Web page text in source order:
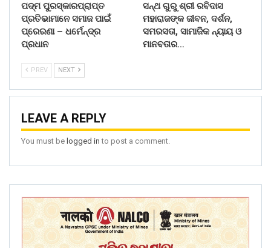
ପଦ୍ମ ପୁରସ୍କାରପ୍ରାପ୍ତ
ପ୍ରତିଭାମାନେ ସମାଜ ପାଇଁ
ପ୍ରେରଣା – ଧର୍ମେନ୍ଦ୍ର
ପ୍ରଧାନ
ସନ୍ଥ ଗୁରୁ ଶ୍ରୀ ରବିଦାସ
ମହାରାଜଙ୍କ ଜୀବନ, ଦର୍ଶନ,
ସମରସତା, ସାମାଜିକ ନ୍ୟାୟ ଓ
ମାନବତାର…
PREV NEXT
LEAVE A REPLY
You must be logged in to post a comment.